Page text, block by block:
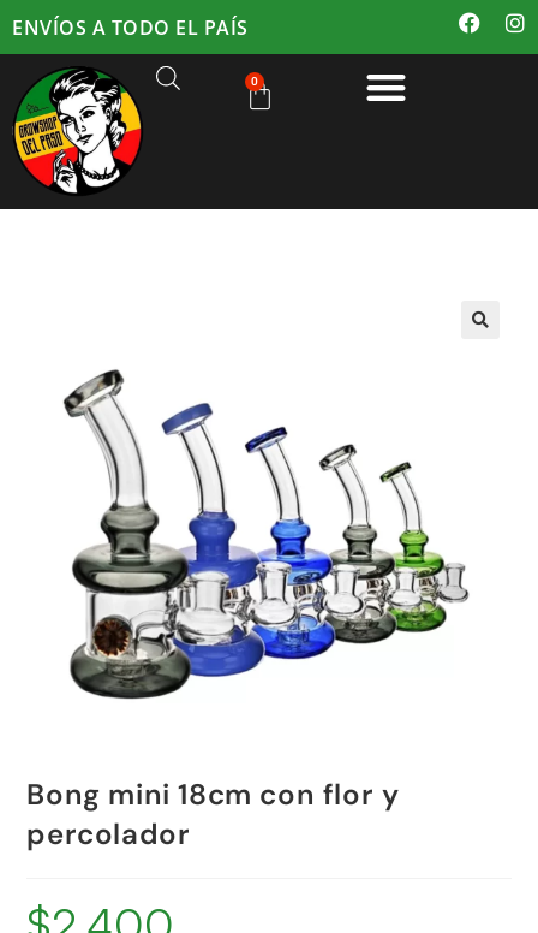
ENVÍOS A TODO EL PAÍS
0
Bong mini 18cm con flor y
percolador